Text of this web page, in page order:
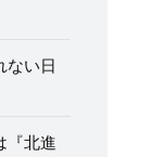
ない日
『北進